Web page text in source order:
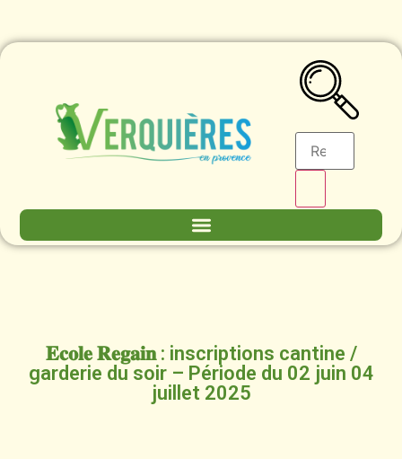
𝐄𝐜𝐨𝐥𝐞 𝐑𝐞𝐠𝐚𝐢𝐧 : inscriptions cantine /
garderie du soir – Période du 02 juin 04
juillet 2025